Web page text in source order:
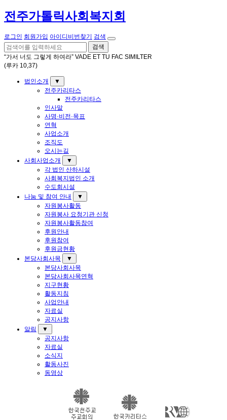
전주가톨릭사회복지회
로그인 회원가입 아이디비번찾기
검색
검색
“가서 너도 그렇게 하여라” VADE ET TU FAC SIMILTER
(루카 10,37)
법인소개
▼
전주카리타스
전주카리타스
인사말
사명·비전·목표
연혁
사업소개
조직도
오시는길
사회사업소개
▼
각 법인 산하시설
사회복지법인 소개
수도회시설
나눔 및 참여 안내
▼
자원봉사활동
자원봉사 요청기관 신청
자원봉사활동참여
후원안내
후원참여
후원금현황
본당사회사목
▼
본당사회사목
본당사회사목연혁
지구현황
활동지침
사업안내
자료실
공지사항
알림
▼
공지사항
자료실
소식지
활동사진
동영상